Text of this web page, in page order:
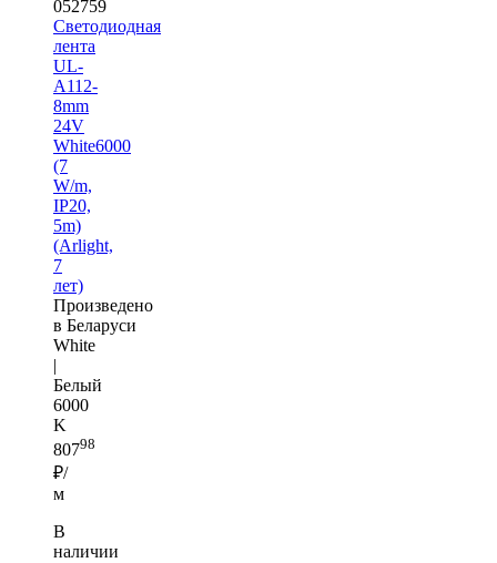
052759
Светодиодная
лента
UL-
A112-
8mm
24V
White6000
(7
W/m,
IP20,
5m)
(Arlight,
7
лет)
Произведено
в Беларуси
White
|
Белый
6000
K
80798
₽/
м
В
наличии